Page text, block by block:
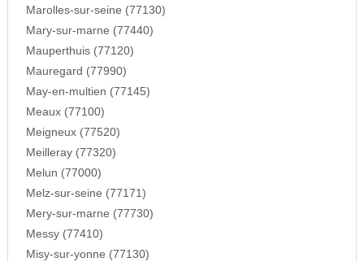
Marolles-sur-seine (77130)
Mary-sur-marne (77440)
Mauperthuis (77120)
Mauregard (77990)
May-en-multien (77145)
Meaux (77100)
Meigneux (77520)
Meilleray (77320)
Melun (77000)
Melz-sur-seine (77171)
Mery-sur-marne (77730)
Messy (77410)
Misy-sur-yonne (77130)